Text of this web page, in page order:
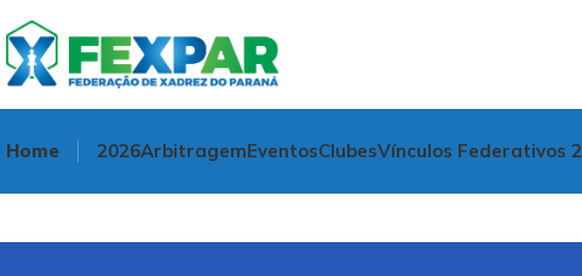
Home 2026ArbitragemEventosClubesVínculos Federativos